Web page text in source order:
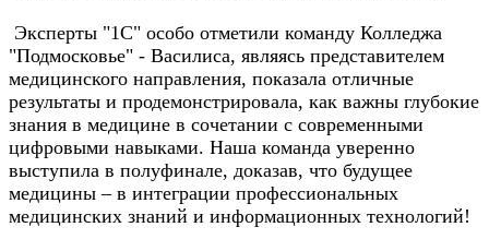
Эксперты "1С" особо отметили команду Колледжа
"Подмосковье" - Василиса, являясь представителем
медицинского направления, показала отличные
результаты и продемонстрировала, как важны глубокие
знания в медицине в сочетании с современными
цифровыми навыками. Наша команда уверенно
выступила в полуфинале, доказав, что будущее
медицины – в интеграции профессиональных
медицинских знаний и информационных технологий!